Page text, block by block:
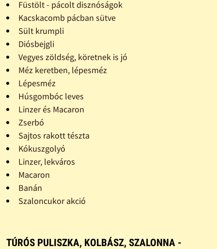
Füstölt - pácolt disznóságok
Kacskacomb pácban sütve
Sült krumpli
Diósbejgli
Vegyes zöldség, köretnek is jó
Méz keretben, lépesméz
Lépesméz
Húsgombóc leves
Linzer és Macaron
Zserbó
Sajtos rakott tészta
Kókuszgolyó
Linzer, lekváros
Macaron
Banán
Szaloncukor akció
TÚRÓS PULISZKA, KOLBÁSZ, SZALONNA -